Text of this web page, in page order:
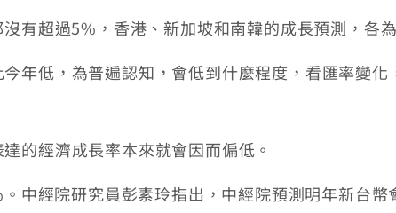
超過5%，香港、新加坡和南韓的成長預測，各
低，為普遍認知，會低到什麼程度，看匯率變化
經濟成長率本來就會因而偏低。
經院研究員彭素玲指出，中經院預測明年新台幣